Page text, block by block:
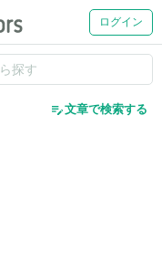
ログイン
edit_note文章で検索する